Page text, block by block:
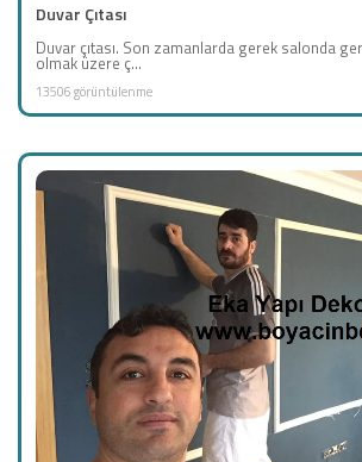
Duvar Çıtası
Duvar çıtası. Son zamanlarda gerek salonda
olmak üzere ç...
13506 görüntülenme